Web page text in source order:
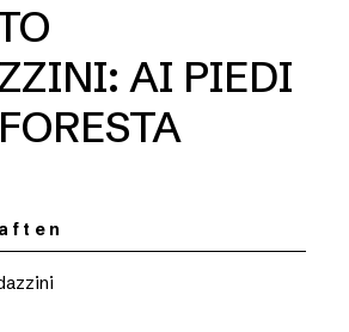
AI PIEDI